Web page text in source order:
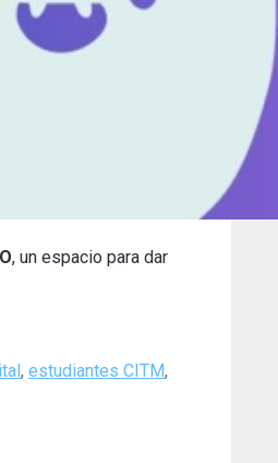
, un espacio para dar
, estudiantes CITM,